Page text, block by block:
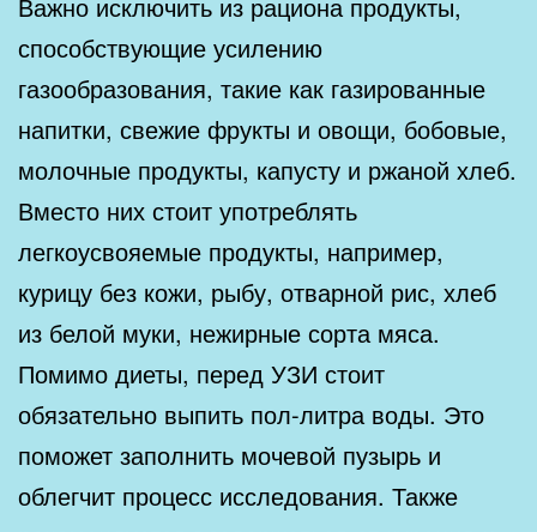
Важно исключить из рациона продукты,
способствующие усилению
газообразования, такие как газированные
напитки, свежие фрукты и овощи, бобовые,
молочные продукты, капусту и ржаной хлеб.
Вместо них стоит употреблять
легкоусвояемые продукты, например,
курицу без кожи, рыбу, отварной рис, хлеб
из белой муки, нежирные сорта мяса.
Помимо диеты, перед УЗИ стоит
обязательно выпить пол-литра воды. Это
поможет заполнить мочевой пузырь и
облегчит процесс исследования. Также